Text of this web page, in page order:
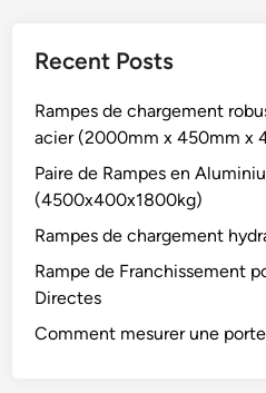
Recent Posts
Rampes de chargement
acier (2000mm x 450mm x
Paire de Rampes en
(4500x400x1800kg)
Rampes de chargement
Rampe de Franchissement
Directes
Comment mesurer une